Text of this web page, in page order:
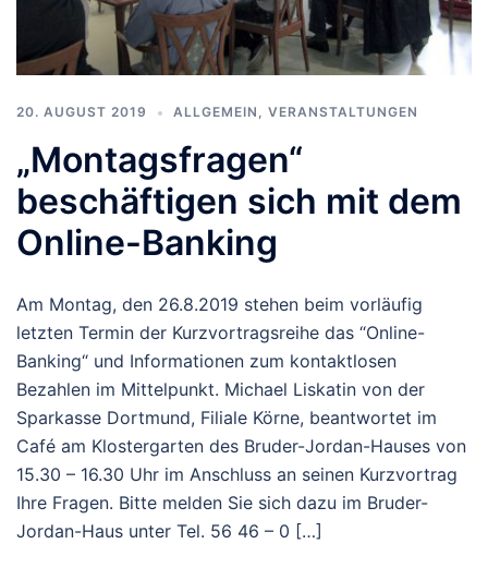
20. AUGUST 2019 ALLGEMEIN , VERANSTALTUNGEN
„Montagsfragen“
beschäftigen sich mit dem
Online-Banking
Am Montag, den 26.8.2019 stehen beim vorläufig
letzten Termin der Kurzvortragsreihe das “Online-
Banking“ und Informationen zum kontaktlosen
Bezahlen im Mittelpunkt. Michael Liskatin von der
Sparkasse Dortmund, Filiale Körne, beantwortet im
Café am Klostergarten des Bruder-Jordan-Hauses von
15.30 – 16.30 Uhr im Anschluss an seinen Kurzvortrag
Ihre Fragen. Bitte melden Sie sich dazu im Bruder-
Jordan-Haus unter Tel. 56 46 – 0 […]